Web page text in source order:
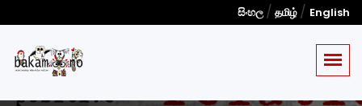
සිංහල/ தமிழ் / English